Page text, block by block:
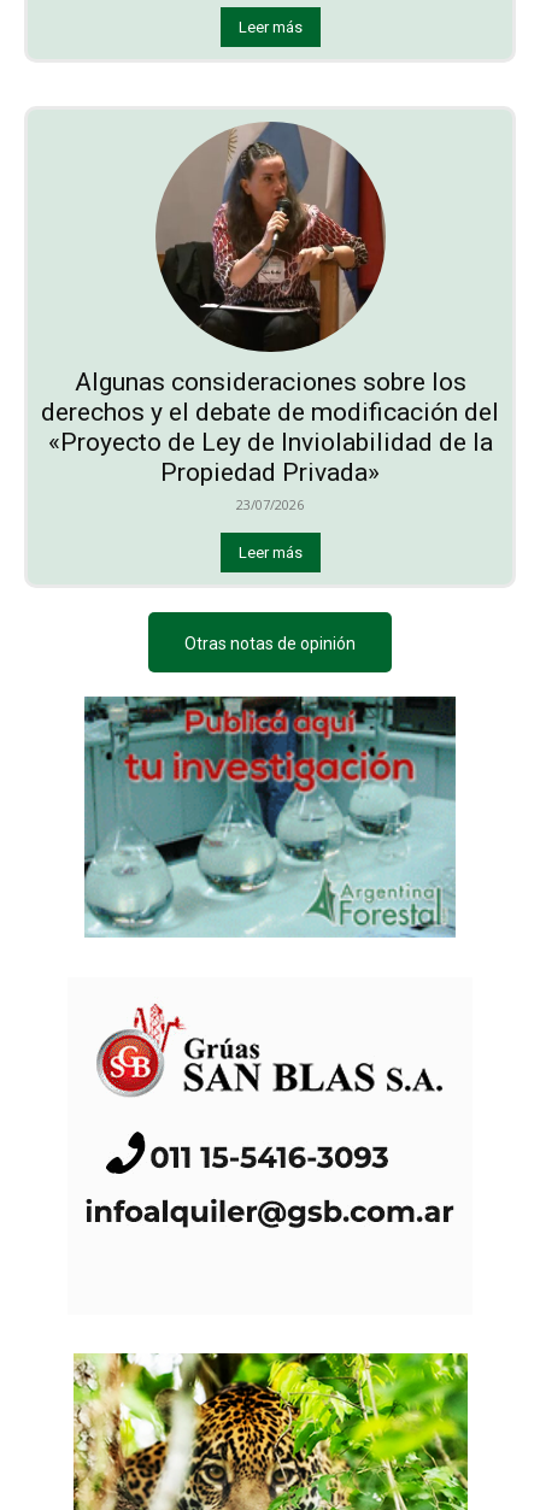
Leer más
Algunas consideraciones sobre los
derechos y el debate de modificación del
«Proyecto de Ley de Inviolabilidad de la
Propiedad Privada»
23/07/2026
Leer más
Otras notas de opinión